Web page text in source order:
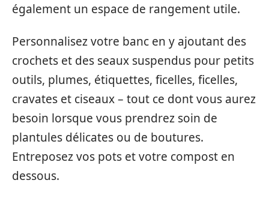
également un espace de rangement utile.
Personnalisez votre banc en y ajoutant des
crochets et des seaux suspendus pour petits
outils, plumes, étiquettes, ficelles, ficelles,
cravates et ciseaux – tout ce dont vous aurez
besoin lorsque vous prendrez soin de
plantules délicates ou de boutures.
Entreposez vos pots et votre compost en
dessous.